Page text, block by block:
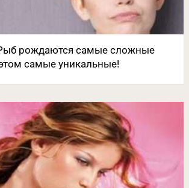
рождаются самые сложные
самые уникальные!